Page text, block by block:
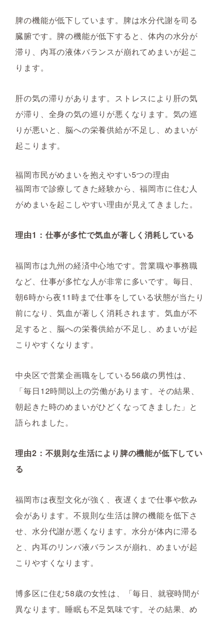
脾の機能が低下しています。脾は水分代謝を司る
臓腑です。脾の機能が低下すると、体内の水分が
滞り、内耳の液体バランスが崩れてめまいが起こ
ります。
肝の気の滞りがあります。ストレスにより肝の気
が滞り、全身の気の巡りが悪くなります。気の巡
りが悪いと、脳への栄養供給が不足し、めまいが
起こります。
福岡市民がめまいを抱えやすい5つの理由
福岡市で診療してきた経験から、福岡市に住む人
がめまいを起こしやすい理由が見えてきました。
理由1：仕事が多忙で気血が著しく消耗している
福岡市は九州の経済中心地です。営業職や事務職
など、仕事が多忙な人が非常に多いです。毎日、
朝6時から夜11時まで仕事をしている状態が当たり
前になり、気血が著しく消耗されます。気血が不
足すると、脳への栄養供給が不足し、めまいが起
こりやすくなります。
中央区で営業企画職をしている56歳の男性は、
「毎日12時間以上の労働があります。その結果、
朝起きた時のめまいがひどくなってきました」と
語られました。
理由2：不規則な生活により脾の機能が低下してい
る
福岡市は夜型文化が強く、夜遅くまで仕事や飲み
会があります。不規則な生活は脾の機能を低下さ
せ、水分代謝が悪くなります。水分が体内に滞る
と、内耳のリンパ液バランスが崩れ、めまいが起
こりやすくなります。
博多区に住む58歳の女性は、「毎日、就寝時間が
異なります。睡眠も不足気味です。その結果、め